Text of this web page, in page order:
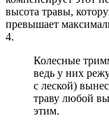
высота травы,
превышает
4.
Колесные
ведь у них
с леской)
траву любой
этим.